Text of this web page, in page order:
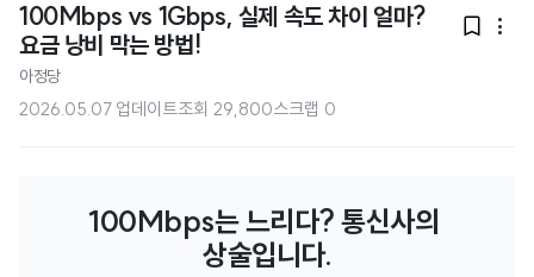
100Mbps vs 1Gbps, 실제 속도 차이 얼마?
요금 낭비 막는 방법!
 
아정당
2026.05.07 업데이트조회 29,800스크랩 0
100Mbps는 느리다? 통신사의
상술입니다.